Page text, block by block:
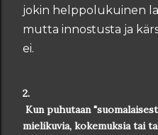
jokin helppolukuinen
mutta innostusta ja
ei.
2.
Kun puhutaan
mielikuvia, kokemuksia tai